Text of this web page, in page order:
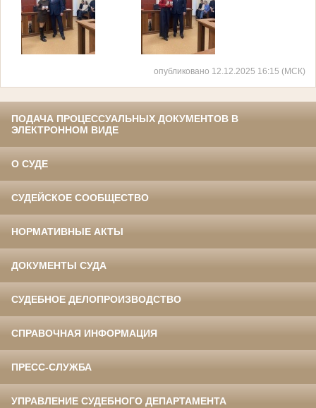
опубликовано 12.12.2025 16:15 (МСК)
ПОДАЧА ПРОЦЕССУАЛЬНЫХ ДОКУМЕНТОВ В
ЭЛЕКТРОННОМ ВИДЕ
О СУДЕ
СУДЕЙСКОЕ СООБЩЕСТВО
НОРМАТИВНЫЕ АКТЫ
ДОКУМЕНТЫ СУДА
СУДЕБНОЕ ДЕЛОПРОИЗВОДСТВО
СПРАВОЧНАЯ ИНФОРМАЦИЯ
ПРЕСС-СЛУЖБА
УПРАВЛЕНИЕ СУДЕБНОГО ДЕПАРТАМЕНТА